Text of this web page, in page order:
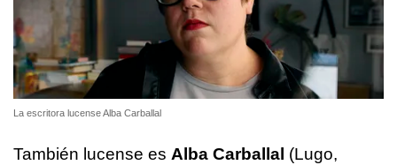
La escritora lucense Alba Carballal
También lucense es Alba Carballal (Lugo,